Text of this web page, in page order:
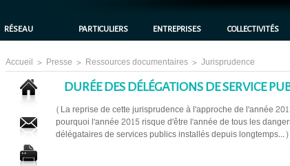
RÉSEAU PARTICULIERS ENTREPRISES COLLECTIVITÉS
Accueil > Presse > Ressources documentaires > Jurisprudence
DURÉE DES DÉLÉGATIONS DE SERVICE
(La reprise de cette jurisprudence à l'approche de l'année
pourquoi l'année 2015 risque d'être l'année de tous les
délégataires de services publics installés depuis longtemps...)